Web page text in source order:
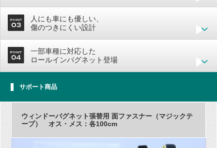
人にも車にも優しい、
傷のつきにくい設計
一部車種に対応した
ロールインバグネット登場
サポート商品
ウィンドーバグネット張替用 面ファスナー（マジックテ
ープ） オス・メス：各100cm